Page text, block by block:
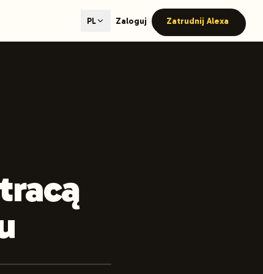
content generation with GEO optimization built-in.
PL Zaloguj Zatrudnij Alexa